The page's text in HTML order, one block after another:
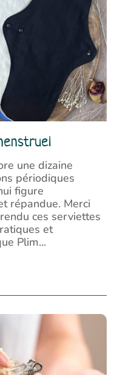
une dizaine
périodiques
figure
répandue. Merci
ces serviettes
et
Plim...